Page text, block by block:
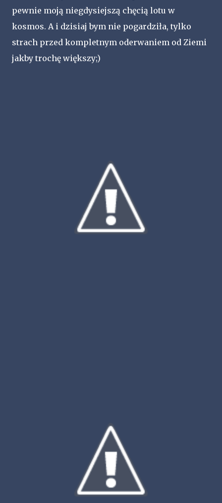
pewnie moją niegdysiejszą chęcią lotu w
kosmos. A i dzisiaj bym nie pogardziła, tylko
strach przed kompletnym oderwaniem od Ziemi
jakby trochę większy;)